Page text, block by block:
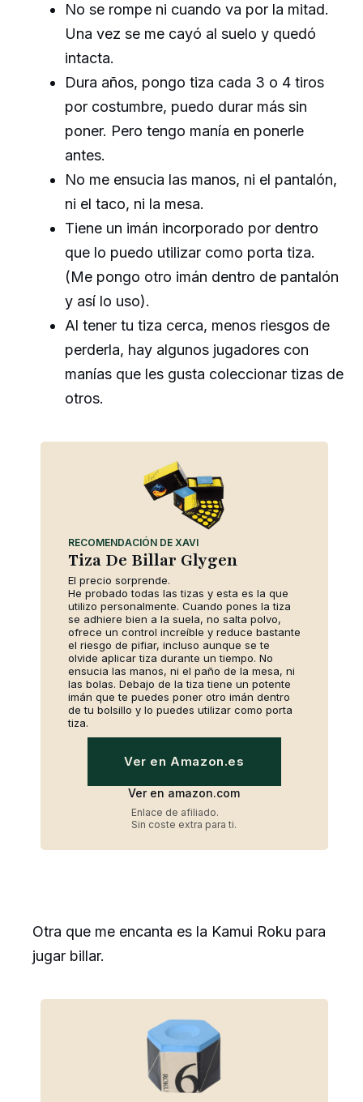
No se rompe ni cuando va por la mitad.
Una vez se me cayó al suelo y quedó
intacta.
Dura años, pongo tiza cada 3 o 4 tiros
por costumbre, puedo durar más sin
poner. Pero tengo manía en ponerle
antes.
No me ensucia las manos, ni el pantalón,
ni el taco, ni la mesa.
Tiene un imán incorporado por dentro
que lo puedo utilizar como porta tiza.
(Me pongo otro imán dentro de pantalón
y así lo uso).
Al tener tu tiza cerca, menos riesgos de
perderla, hay algunos jugadores con
manías que les gusta coleccionar tizas de
otros.
RECOMENDACIÓN DE XAVI
Tiza De Billar Glygen
El precio sorprende.
He probado todas las tizas y esta es la que
utilizo personalmente. Cuando pones la tiza
se adhiere bien a la suela, no salta polvo,
ofrece un control increíble y reduce bastante
el riesgo de pifiar, incluso aunque se te
olvide aplicar tiza durante un tiempo. No
ensucia las manos, ni el paño de la mesa, ni
las bolas. Debajo de la tiza tiene un potente
imán que te puedes poner otro imán dentro
de tu bolsillo y lo puedes utilizar como porta
tiza.
Ver en Amazon.es
Ver en amazon.com
Enlace de afiliado.
Sin coste extra para ti.
Otra que me encanta es la Kamui Roku para
jugar billar.